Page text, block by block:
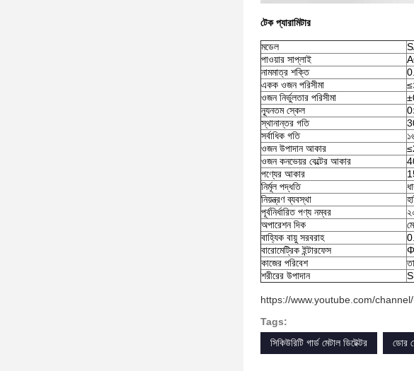
টেক প্যারামিটার
মডেল
পাওয়ার সাপ্লাই
নামমাত্র শক্তি
একক ওজন পরিসীমা
ওজন নির্ভুলতার পরিসীমা
ন্যূনতম স্কেল
স্থানান্তর গতি
সর্বাধিক গতি
ওজন উপাদান আকার
ওজন কনভেয়র বেল্টের আকার
পণ্যের আকার
নির্মূল পদ্ধতি
নিয়ন্ত্রণ ব্যবস্থা
পূর্বনির্ধারিত পণ্য নম্বর
অপারেশন দিক
বাহ্যিক বায়ু সরবরাহ
বারোমেট্রিক ইন্টারফেস
কাজের পরিবেশ
শরীরের উপাদান
https://www.youtube.com/
Tags:
সিকিউরিটি গার্ড মেটাল ডিটেক্টর
ডোর